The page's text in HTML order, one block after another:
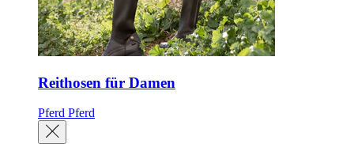
Reithosen für Damen
Pferd Pferd